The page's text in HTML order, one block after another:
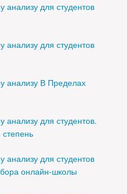
анализу для студентов
анализу для студентов
анализу В Пределах
анализу для студентов.
анализу для студентов
онлайн-школы